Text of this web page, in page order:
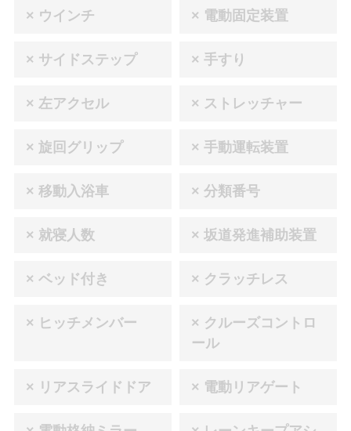
× ウインチ × 電動固定装置
× サイドステップ × 手すり
× 左アクセル × ストレッチャー
× 旋回グリップ × 手動運転装置
× 移動入浴車 × 分類番号
× 就寝人数 × 坂道発進補助装置
× ベッド付き × クラッチレス
× ヒッチメンバー
× クルーズコントロ
ール
× リアスライドドア × 電動リアゲート